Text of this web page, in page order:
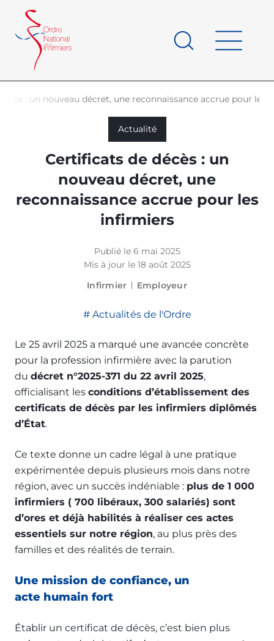
contenu
principal
d'Ariane: un nouveau décret, une reconnaissance accrue pour les
Actualité
Certificats de décès : un
nouveau décret, une
reconnaissance accrue pour les
infirmiers
Publié le 6 mai 2025
Mis à jour le 18 août 2025
Infirmier
Employeur
Actualités de l'Ordre
Le 25 avril 2025 a marqué une avancée concrète
pour la profession infirmière avec la parution
du décret n°2025-371 du 22 avril 2025,
officialisant les conditions d’établissement des
certificats de décès par les infirmiers diplômés
d’État.
Ce texte donne un cadre légal à une pratique
expérimentée depuis plusieurs mois dans notre
région, avec un succès indéniable : plus de 1 000
infirmiers ( 700 libéraux, 300 salariés) sont
d’ores et déjà habilités à réaliser ces actes
essentiels sur notre région, au plus près des
familles et des réalités de terrain.
Une mission de confiance, un
acte humain fort
Établir un certificat de décès, c’est bien plus
page
Panneau de gestion des cookies